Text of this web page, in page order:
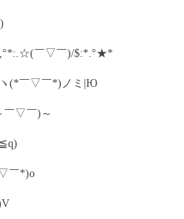
￣▽￣)/$:*.°★*
ヽ(*￣▽￣*)ノミ|Ю
￣▽￣)～
▽￣*)o